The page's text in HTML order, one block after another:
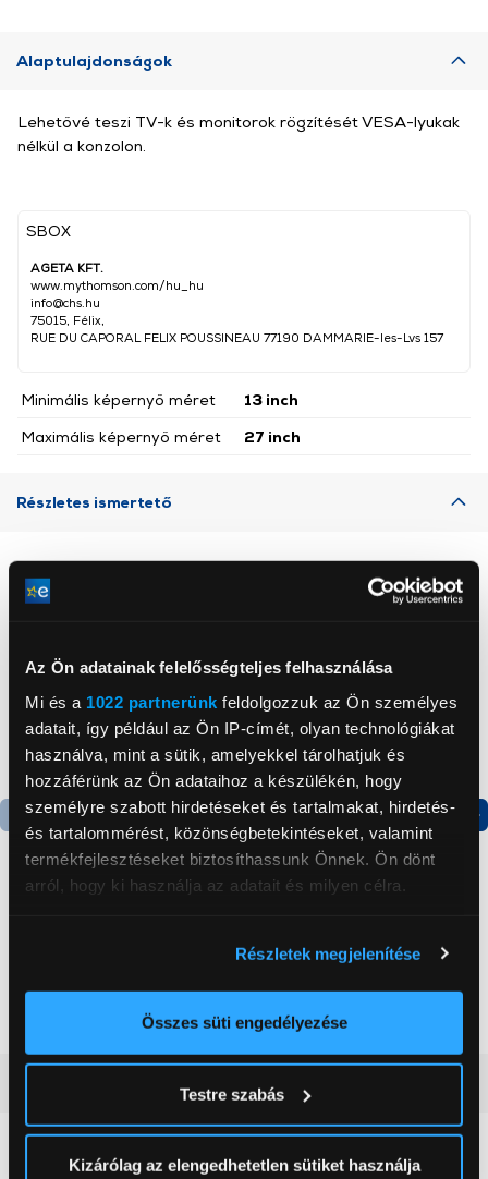
Az Ön adatainak felelősségteljes felhasználása
Mi és a 1022 partnerünk feldolgozzuk az Ön személyes
adatait, így például az Ön IP-címét, olyan technológiákat
használva, mint a sütik, amelyekkel tárolhatjuk és
hozzáférünk az Ön adataihoz a készülékén, hogy
személyre szabott hirdetéseket és tartalmakat, hirdetés-
és tartalommérést, közönségbetekintéseket, valamint
termékfejlesztéseket biztosíthassunk Önnek. Ön dönt
arról, hogy ki használja az adatait és milyen célra.
elhelyezkedéséről pár méteres pontossággal
Az Ön készülékén beazonosítása annak konkrét
módjairól és adja meg preferenciáit aRészletek
pontban. Bármikor módosíthatja vagy visszavonhatja a
Sütinyilatkozathoz való hozzájárulását.
Részletek megjelenítése
Összes süti engedélyezése
Testre szabás
Kizárólag az elengedhetetlen sütiket használja
Alaptulajdonságok
SBOX
AGETA KFT.
www.mythomson.com/hu_hu
info@chs.hu
75015, Félix,
RUE DU CAPORAL FELIX POUSSINEAU 77190 DAMMARIE-les-Lvs 157
Minimális képernyő méret
13 inch
Maximális képernyő méret
27 inch
Lehetővé teszi TV-k és monitorok rögzítését VESA-lyukak
nélkül a konzolon.
Részletes ismertető
Termék adatlap
199 999 Ft
Termék adatlap
kombinált hűtőszekrény
179 999 Ft
0